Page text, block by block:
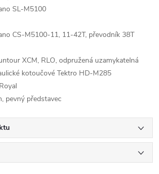
SL-M5100
CS-M5100-11, 11-42T, převodník 38T
XCM, RLO, odpružená uzamykatelná
kotoučové Tektro HD-M285
pevný představec